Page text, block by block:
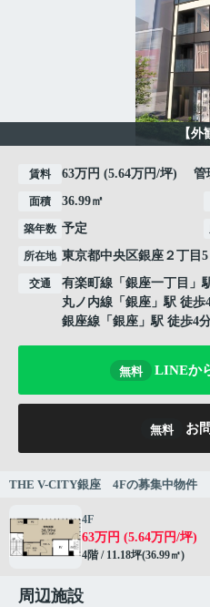
【外
賃料 63万円 (5.64万円/坪) 管
面積 36.99㎡
築年数 予定
所在地 東京都中央区銀座 ２丁目5
交通 有楽町線 「 銀座一丁目 」
丸ノ内線 「 銀座 」駅 徒歩
銀座線 「 銀座 」駅 徒歩4
無料 LINEか
無料 お
THE V-CITY銀座 4Fの募集中物件
4F
63万円 (5.64万円/坪)
4階 / 11.18坪(36.99㎡)
周辺施設